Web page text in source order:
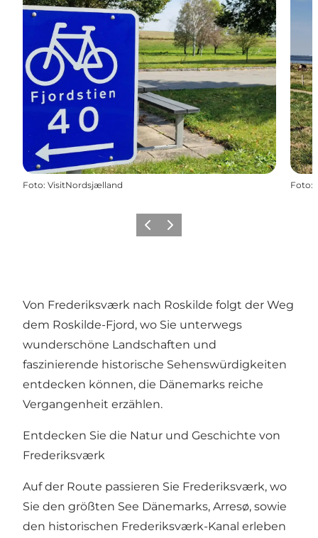
Foto: VisitNordsjælland Foto:
ZurückWeiter
Von Frederiksværk nach Roskilde folgt der Weg
dem Roskilde-Fjord, wo Sie unterwegs
wunderschöne Landschaften und
faszinierende historische Sehenswürdigkeiten
entdecken können, die Dänemarks reiche
Vergangenheit erzählen.
Entdecken Sie die Natur und Geschichte von
Frederiksværk
Auf der Route passieren Sie Frederiksværk, wo
Sie den größten See Dänemarks, Arresø, sowie
den historischen Frederiksværk-Kanal erleben